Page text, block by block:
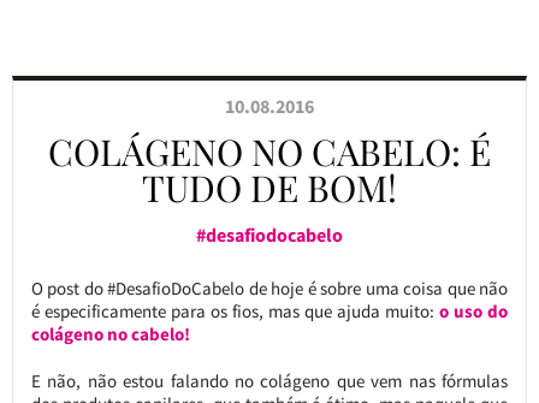
10.08.2016
COLÁGENO NO CABELO: É
TUDO DE BOM!
#desafiodocabelo
O post do #DesafioDoCabelo de hoje é sobre uma coisa que não
é especificamente para os fios, mas que ajuda muito: o uso do
colágeno no cabelo!
E não, não estou falando no colágeno que vem nas fórmulas